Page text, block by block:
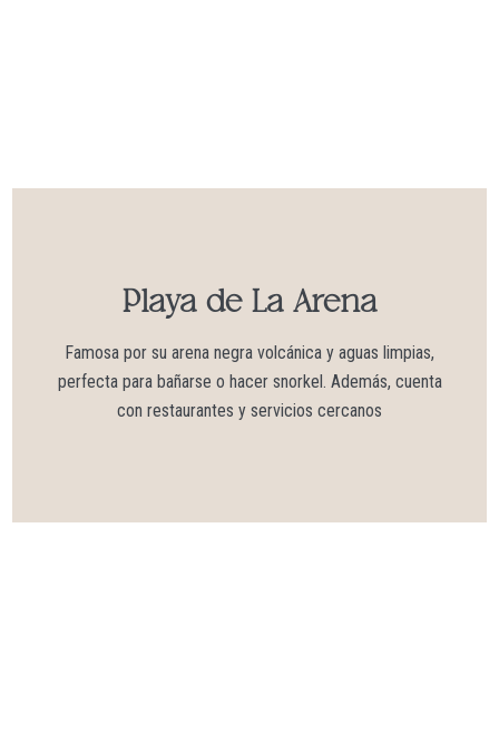
Playa de La Arena​
Famosa por su arena negra volcánica y aguas limpias,
perfecta para bañarse o hacer snorkel. Además, cuenta
con restaurantes y servicios cercanos